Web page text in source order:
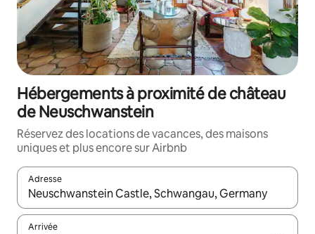
Hébergements à proximité de château
de Neuschwanstein
Réservez des locations de vacances, des maisons
uniques et plus encore sur Airbnb
Adresse
Lorsque les résultats s'affichent, utilisez les flèches vers le
Arrivée